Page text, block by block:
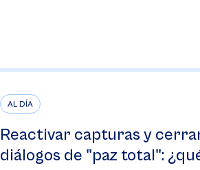
AL DÍA
Reactivar capturas y
diálogos de "paz total":